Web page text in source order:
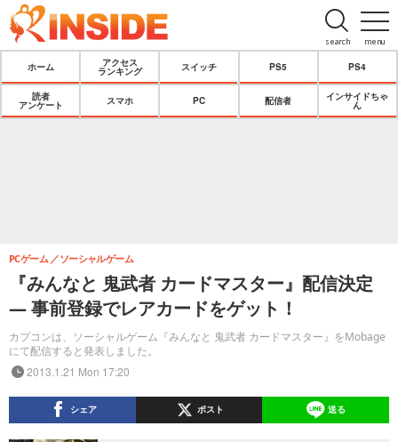
menu
search
ホーム
アクセス
ランキング
スイッチ PS5 PS4
読者
アンケート
スマホ PC 配信者
インサイドちゃ
ん
『みんなと 鬼武者 カードマスター』配信決定
― 事前登録でレアカードをゲット！
カプコンは、ソーシャルゲーム『みんなと 鬼武者 カードマスター』をMobage
にて配信すると発表しました。
PCゲーム ソーシャルゲーム
2013.1.21 Mon 17:20
シェア ポスト 送る